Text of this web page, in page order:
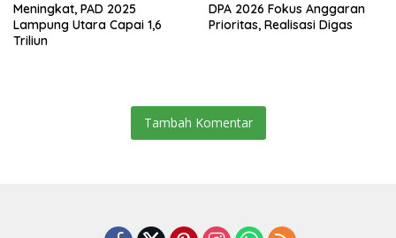
Meningkat, PAD 2025
Lampung Utara Capai 1,6
Triliun
DPA 2026 Fokus Anggaran
Prioritas, Realisasi Digas
Tambah Komentar